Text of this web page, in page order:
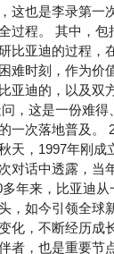
这也是李录第一
过程。 其中，包
比亚迪的过程，
难时刻，作为价
亚迪的，以及双
，这是一份难得
一次落地普及。
天，1997年刚成
对话中透露，当
年来，比亚迪
，如今引领全球
化，不断经历成
者，也是重要节